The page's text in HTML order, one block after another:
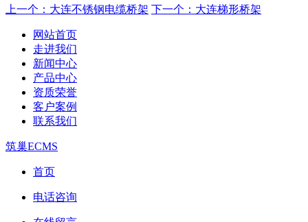
上一个：大连不锈钢电缆桥架 下一个：大连梯形桥架
网站首页
走进我们
新闻中心
产品中心
资质荣誉
客户案例
联系我们
筑巢ECMS
首页
电话咨询